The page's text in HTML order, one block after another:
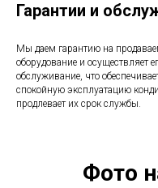
Гарантии и
Мы даем гарантию на
оборудование и осуществляет
обслуживание, что
спокойную эксплуатацию
продлевает их срок службы.
Фото